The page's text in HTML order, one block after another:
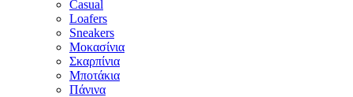
Casual
Loafers
Sneakers
Μοκασίνια
Σκαρπίνια
Μποτάκια
Πάνινα